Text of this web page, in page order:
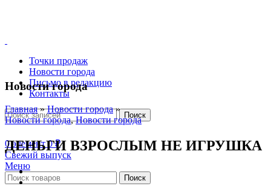
Точки продаж
Новости города
Письмо в редакцию
Контакты
Поиск
0элемент 0₽
Свежий выпуск
Меню
Поиск
Новости города
Главная»Новости города»
Новости города,Новости города
ДЕНЬГИ ВЗРОСЛЫМ НЕ ИГРУШКА